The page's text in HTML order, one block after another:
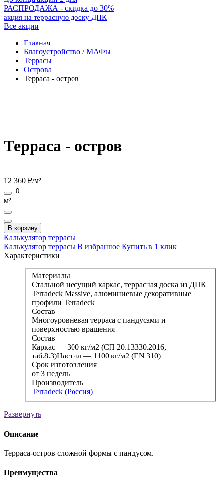
РАСПРОДАЖА - скидка до 30%
акция на террасную доску ДПК
Все акции
Главная
Благоустройство / МАФы
Террасы
Острова
Терраса - остров
Терраса - остров
12 360 ₽/м²
м²
В корзину
Калькулятор террасы
Калькулятор террасы В избранное Купить в 1 клик
Характеристики
Материалы
Стальной несущий каркас, террасная доска из ДПК
Terradeck Massive, алюминиевые декоративные
профили Terradeck
Состав
Многоуровневая терраса с пандусами и
поверхностью вращения
Состав
Каркас — 300 кг/м2 (СП 20.13330.2016,
таб.8.3)Настил — 1100 кг/м2 (EN 310)
Срок изготовления
от 3 недель
Производитель
Terradeck (Россия)
Развернуть
Описание
Терраса‑остров сложной формы с пандусом.
Преимущества